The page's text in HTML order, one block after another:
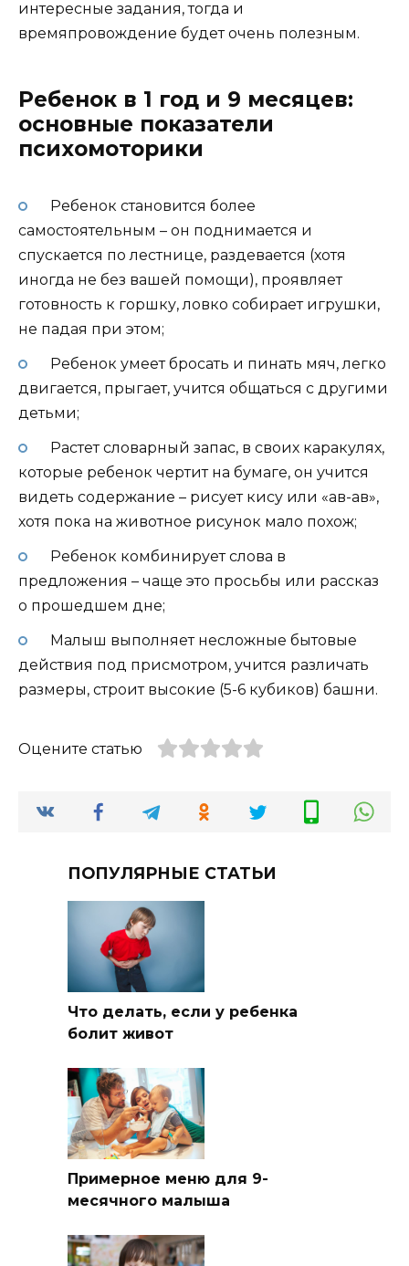
интересные задания, тогда и
времяпровождение будет очень полезным.
Ребенок в 1 год и 9 месяцев:
основные показатели
психомоторики
Ребенок становится более
самостоятельным – он поднимается и
спускается по лестнице, раздевается (хотя
иногда не без вашей помощи), проявляет
готовность к горшку, ловко собирает игрушки,
не падая при этом;
Ребенок умеет бросать и пинать мяч, легко
двигается, прыгает, учится общаться с другими
детьми;
Растет словарный запас, в своих каракулях,
которые ребенок чертит на бумаге, он учится
видеть содержание – рисует кису или «ав-ав»,
хотя пока на животное рисунок мало похож;
Ребенок комбинирует слова в
предложения – чаще это просьбы или рассказ
о прошедшем дне;
Малыш выполняет несложные бытовые
действия под присмотром, учится различать
размеры, строит высокие (5-6 кубиков) башни.
Оцените статью
ПОПУЛЯРНЫЕ СТАТЬИ
Что делать, если у ребенка
болит живот
Примерное меню для 9-
месячного малыша